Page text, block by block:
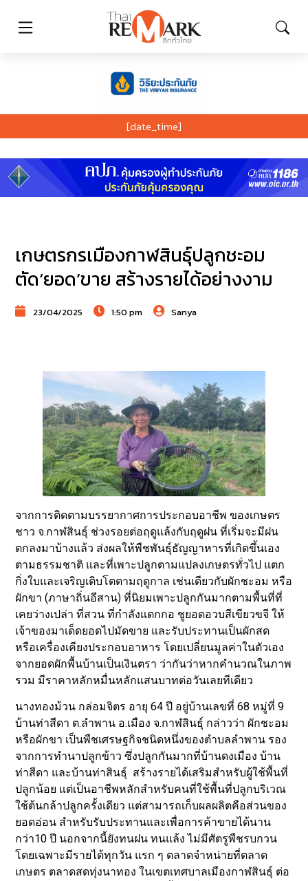
[date_time]
เกษตรกรเมืองกาฬสินธุ์ปลูกชะอม
ตัด‘ยอด’ขาย สร้างรายได้อย่างงาม
23/04/2025 1:50 pm Sanya
จากการติดตามบรรยากาศการประกอบอาชีพ ของเกษตร
ชาว จ.กาฬสินธุ์ ช่วงรอยต่อฤดูแล้งกับฤดูฝน ที่เริ่มจะมีฝน
ตกลงมาบ้างแล้ว ส่งผลให้พืชพันธุ์ธัญญาหารที่เกิดขึ้นเอง
ตามธรรมชาติ และที่เพาะปลูกตามแปลงเกษตรทั่วไป แตก
กิ่งใบและเจริญเติบโตตามฤดูกาล เช่นเดียวกับผักชะอม หรือ
ผักขา (ภาษาถิ่นอีสาน) ที่นิยมเพาะปลูกกันมากตามพื้นที่ที่
เคยว่างเปล่า ที่สวน ที่กำลังแตกกอ ชูยอดอวบสีเขียวขจี ให้
เจ้าของมาเด็ดยอดไปมัดขาย และรับประทานเป็นผักสด
หรือเครื่องเคียงประกอบอาหาร โดยเปลี่ยนมูลค่าในตัวเอง
จากยอดผักพื้นบ้านเป็นเงินตรา ว่ากันว่าหากคำนวณในภาพ
รวม มีราคาหลักหมื่นหลักแสนบาทต่อวันเลยทีเดียว
นางทองม้วน กล่อมจิตร อายุ 64 ปี อยู่บ้านเลขที่ 68 หมู่ที่ 9
บ้านท่าสีดา ต.ลำพาน อ.เมือง จ.กาฬสินธุ์ กล่าวว่า ผักชะอม
หรือผักขา เป็นพืชเศรษฐกิจชนิดหนึ่งของตำบลลำพาน รอง
จากการทำนาปลูกข้าว ซึ่งปลูกกันมากที่บ้านดงเมือง บ้าน
ท่าสีดา และบ้านท่าสินธุ์ สร้างรายได้เสริมสำหรับผู้ใช้พื้นที่
ปลูกน้อย แต่เป็นอาชีพหลักสำหรับคนที่ใช้พื้นที่ปลูกบริเวณ
ใช้ต้นกล้าปลูกครั้งเดียว แต่สามารถเก็บผลผลิตคือส่วนของ
ยอดอ่อน สำหรับรับประทานและเพื่อการค้าขายได้นาน
กว่า10 ปี นอกจากนี้ยังทนฝน ทนแล้ง ไม่มีศัตรูพืชรบกวน
โดยเฉพาะมีรายได้ทุกวัน แรก ๆ ตลาดจำหน่ายที่ตลาด
เกษตร ตลาดสดทุ่งนาทอง ในเขตเทศบาลเมืองกาฬสินธุ์ ต่อ